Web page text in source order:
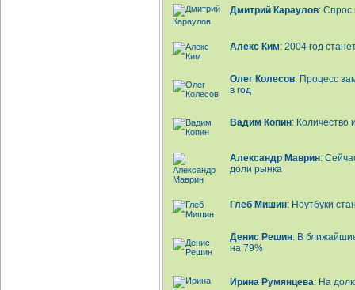
Дмитрий Караулов: Спрос
Алекс Ким: 2004 год
Олег Колесов: Процесс
в год
Вадим Копин: Количество
Александр Маврин:
доли рынка
Глеб Мишин: Ноутбуки
Денис Решин: В
на 79%
Ирина Румянцева: На